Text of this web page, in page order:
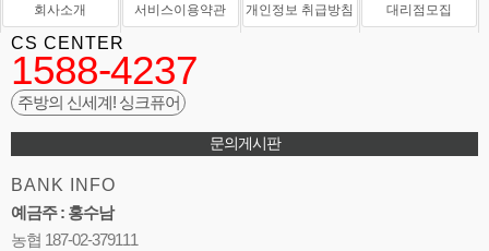
회사소개 서비스이용약관 개인정보 취급방침 대리점모집
CS CENTER
1588-4237
주방의 신세계! 싱크퓨어
문의게시판
BANK INFO
예금주 : 홍수남
농협 187-02-379111